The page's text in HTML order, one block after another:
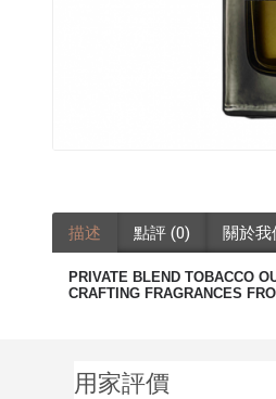
描述 點評 (0) 關於我
PRIVATE BLEND TOBACCO
CRAFTING FRAGRANCES
用家評價